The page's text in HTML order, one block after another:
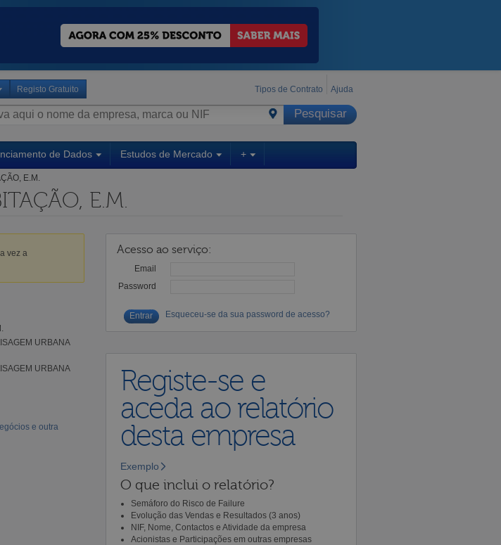
Registo Gratuito Tipos de Contrato Ajuda
de Dados Estudos de Mercado +
E.M.
E.M.
vez a
URBANA
URBANA
e outra
Acesso ao serviço:
Email
Password
Esqueceu-se da sua password de acesso?
Registe-se e
aceda ao relatório
desta empresa
Exemplo
O que inclui o relatório?
Semáforo do Risco de Failure
Evolução das Vendas e Resultados (3 anos)
NIF, Nome, Contactos e Atividade da empresa
Acionistas e Participações em outras empresas